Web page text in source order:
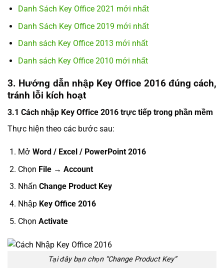
Danh Sách Key Office 2021 mới nhất
Danh Sách Key Office 2019 mới nhất
Danh sách Key Office 2013 mới nhất
Danh sách Key Office 2010 mới nhất
3. Hướng dẫn nhập Key Office 2016 đúng cách,
tránh lỗi kích hoạt
3.1 Cách nhập Key Office 2016 trực tiếp trong phần mềm
Thực hiện theo các bước sau:
Mở Word / Excel / PowerPoint 2016
Chọn File → Account
Nhấn Change Product Key
Nhập Key Office 2016
Chọn Activate
Tại đây bạn chọn “Change Product Key”